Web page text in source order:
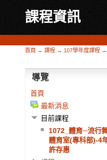
課程資訊
首頁 → 課程 → 107學年度課程 →
導覽
首頁
最新消息
目前課程
1072_體育─流行
體育室(專科部)-4
許存惠